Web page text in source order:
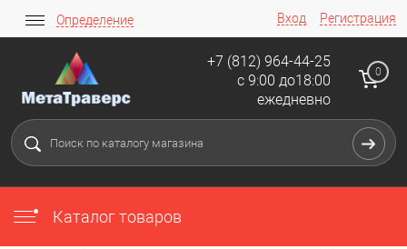
Вход Регистрация
Определение
+7 (812) 964-44-25
с 9:00 до18:00
ежедневно
0
Каталог товаров